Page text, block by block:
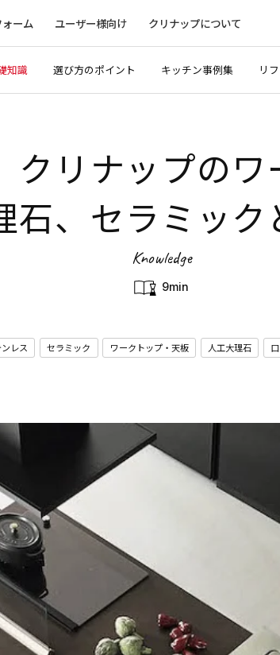
ォーム ユーザー様向け クリナップについて
知識 選び方のポイント キッチン事例集 リ
クリナップの
石、セラミック
Knowledge
9min
ンレス セラミック ワークトップ・天板 人工大理石